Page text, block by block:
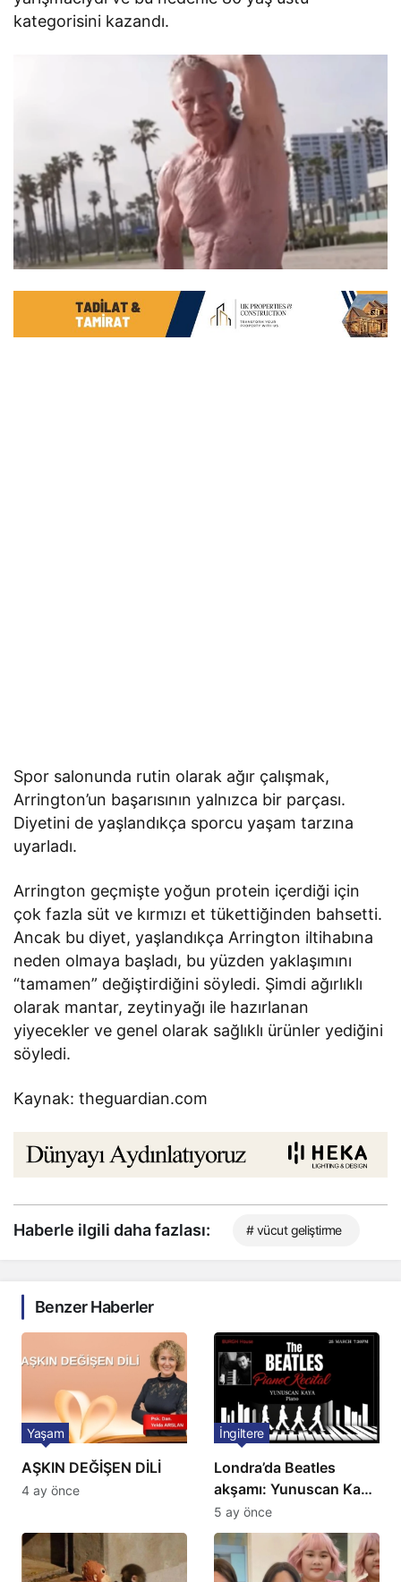
kategorisini kazandı.
Spor salonunda rutin olarak ağır çalışmak,
Arrington’un başarısının yalnızca bir parçası.
Diyetini de yaşlandıkça sporcu yaşam tarzına
uyarladı.
Arrington geçmişte yoğun protein içerdiği için
çok fazla süt ve kırmızı et tükettiğinden bahsetti.
Ancak bu diyet, yaşlandıkça Arrington iltihabına
neden olmaya başladı, bu yüzden yaklaşımını
“tamamen” değiştirdiğini söyledi. Şimdi ağırlıklı
olarak mantar, zeytinyağı ile hazırlanan
yiyecekler ve genel olarak sağlıklı ürünler yediğini
söyledi.
Kaynak: theguardian.com
Haberle ilgili daha fazlası: # vücut geliştirme
Benzer Haberler
AŞKIN DEĞİŞEN DİLİ
Yaşam
4 ay önce
Londra’da Beatles
akşamı: Yunuscan Kaya
klasik yorumuyla
sahnede
İngiltere
5 ay önce